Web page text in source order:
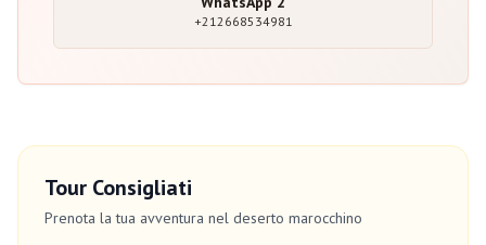
+212668534981
Tour Consigliati
Prenota la tua avventura nel deserto marocchino